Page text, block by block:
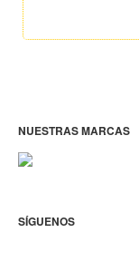
NUESTRAS MARCAS
SÍGUENOS